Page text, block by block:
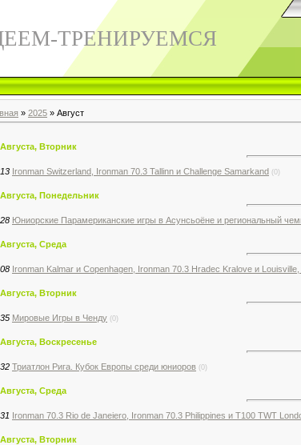
ТРЕНИРУЕМСЯ
» 2025 » Август
Вторник
Ironman Switzerland, Ironman 70.3 Tallinn и Challenge Samarkand (0)
Понедельник
Юниорские Парамериканские игры в Асунсьоёне и региональный
Среда
Ironman Kalmar и Copenhagen, Ironman 70.3 Hradec Kralove и
Вторник
Мировые Игры в Ченду (0)
Воскресенье
Триатлон Рига. Кубок Европы среди юниоров (0)
Среда
Ironman 70.3 Rio de Janeiero, Ironman 70.3 Philippines и T100 TWT
Вторник